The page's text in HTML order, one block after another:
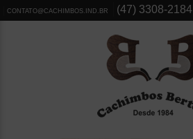
CONTATO@CACHIMBOS.IND.BR (47) 3308-2184